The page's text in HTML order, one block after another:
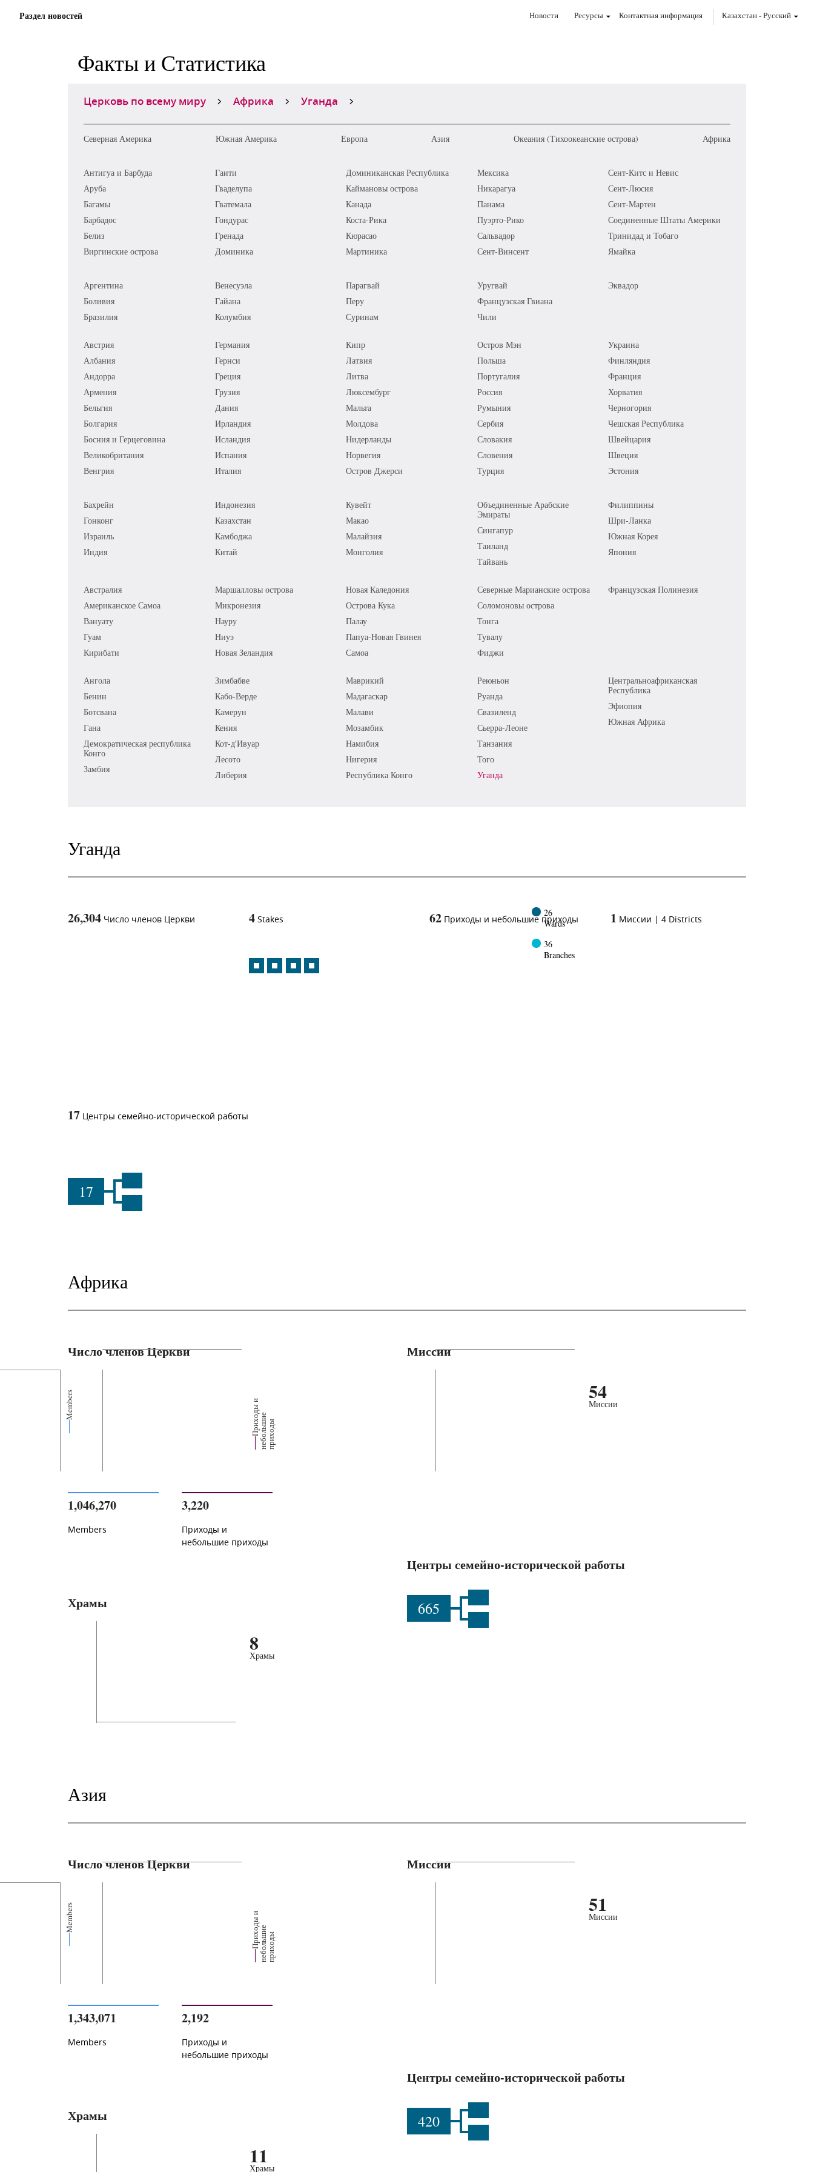
Раздел новостей Новости Ресурсы Контактная информация Казахстан-Pусский
Факты и Статистика
Церковь по всему миру Африка Уганда
Северная Америка Южная Америка Европа Азия Океания (Тихоокеанские острова) Африка
Антигуа и Барбуда
Аруба
Багамы
Барбадос
Белиз
Виргинские острова
Гаити
Гваделупа
Гватемала
Гондурас
Гренада
Доминика
Доминиканская Республика
Каймановы острова
Канада
Коста-Рика
Кюрасао
Мартиника
Мексика
Никарагуа
Панама
Пуэрто-Рико
Сальвадор
Сент-Винсент
Сент-Китс и Невис
Сент-Люсия
Сент-Мартен
Соединенные Штаты Америки
Тринидад и Тобаго
Ямайка
Аргентина
Боливия
Бразилия
Венесуэла
Гайана
Колумбия
Парагвай
Перу
Суринам
Уругвай
Французская Гвиана
Чили
Эквадор
Австрия
Албания
Андорра
Армения
Бельгия
Болгария
Босния и Герцеговина
Великобритания
Венгрия
Германия
Гернси
Греция
Грузия
Дания
Ирландия
Исландия
Испания
Италия
Кипр
Латвия
Литва
Люксембург
Мальта
Молдова
Нидерланды
Норвегия
Остров Джерси
Остров Мэн
Польша
Португалия
Россия
Румыния
Сербия
Словакия
Словения
Турция
Украина
Финляндия
Франция
Хорватия
Черногория
Чешская Республика
Швейцария
Швеция
Эстония
Бахрейн
Гонконг
Израиль
Индия
Индонезия
Казахстан
Камбоджа
Китай
Кувейт
Макао
Малайзия
Монголия
Объединенные Арабские
Эмираты
Сингапур
Таиланд
Тайвань
Филиппины
Шри-Ланка
Южная Корея
Япония
Австралия
Американское Самоа
Вануату
Гуам
Кирибати
Маршалловы острова
Микронезия
Науру
Ниуэ
Новая Зеландия
Новая Каледония
Острова Кука
Палау
Папуа-Новая Гвинея
Самоа
Северные Марианские острова
Соломоновы острова
Тонга
Тувалу
Фиджи
Французская Полинезия
Ангола
Бенин
Ботсвана
Гана
Демократическая республика
Конго
Замбия
Зимбабве
Кабо-Верде
Камерун
Кения
Кот-д'Ивуар
Лесото
Либерия
Маврикий
Мадагаскар
Малави
Мозамбик
Намибия
Нигерия
Республика Конго
Реюньон
Руанда
Свазиленд
Сьерра-Леоне
Танзания
Того
Уганда
Центральноафриканская
Республика
Эфиопия
Южная Африка
Уганда
26,304 Число членов Церкви 4 Stakes 62 Приходы и небольшие приходы
26
Wards
36
Branches
17 Центры семейно-исторической работы
17
1 Миссии | 4 Districts
Африка
Число членов Церкви
Members П
р
их
о
д
ы
и
н
е
б
о
л
ьш
ие
п
р
и
х
о
ды
1,046,270
Members
3,220
Приходы и
небольшие приходы
Миссии
54
Миссии
Центры семейно-исторической работы
665
Храмы
8
Храмы
Азия
Число членов Церкви
Members П
р
их
о
д
ы
и
н
е
б
о
л
ьш
ие
п
р
и
х
о
ды
1,343,071
Members
2,192
Приходы и
небольшие приходы
Миссии
51
Миссии
Центры семейно-исторической работы
420
Храмы
11
Храмы